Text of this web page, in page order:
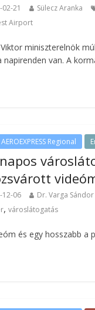
21 Sülecz Aranka
Airport
miniszterelnök
van. A
AEROEXPRESS Regional
12-06 Dr. Varga Sándor
, városlátogatás
és egy hosszabb a